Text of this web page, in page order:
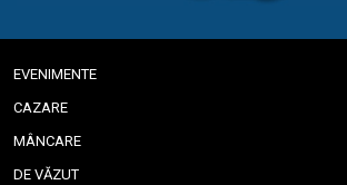
EVENIMENTE
CAZARE
MÂNCARE
DE VĂZUT